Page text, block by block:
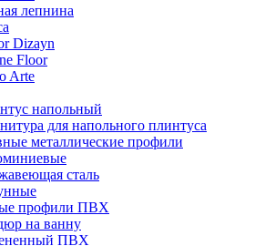
лепнина
Dizayn
Floor
Arte
напольный
для напольного плинтуса
металлические профили
сталь
профили ПВХ
на ванну
ПВХ